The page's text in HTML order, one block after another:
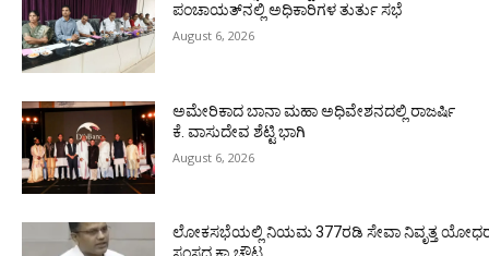
ಪಂಚಾಯತ್‌ನಲ್ಲಿ ಅಧಿಕಾರಿಗಳ ತುರ್ತು ಸಭೆ
August 6, 2026
ಅಮೇರಿಕಾದ ಬಾನಾ ಮಹಾ ಅಧಿವೇಶನದಲ್ಲಿ ರಾಜರ್ಷಿ
ಕೆ. ವಾಸುದೇವ ಶೆಟ್ಟಿ ಭಾಗಿ
August 6, 2026
ಲೋಕಸಭೆಯಲ್ಲಿ ನಿಯಮ 377ರಡಿ ಸೇವಾ ನಿವೃತ್ತ